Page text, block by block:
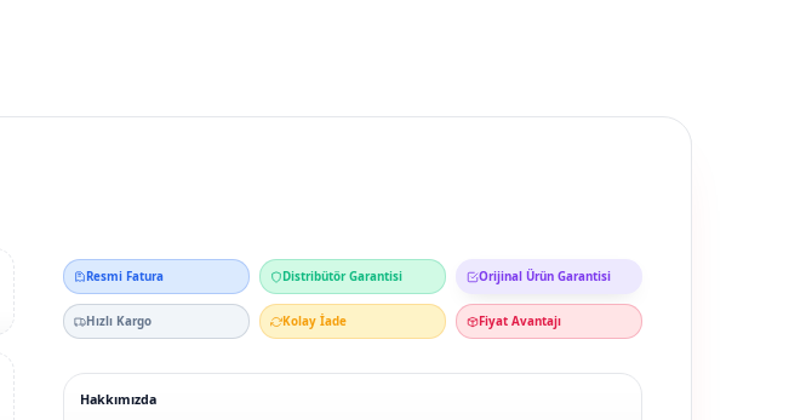
Resmi Fatura Distribütör Garantisi Orijinal Ürün Garantisi
Hızlı Kargo Kolay İade Fiyat Avantajı
Hakkımızda